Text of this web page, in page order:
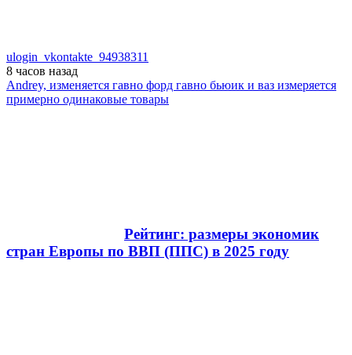
ulogin_vkontakte_94938311
8 часов назад
Andrey, изменяется гавно форд гавно бьюик и ваз измеряется
примерно одинаковые товары
Рейтинг: размеры экономик
стран Европы по ВВП (ППС) в 2025 году